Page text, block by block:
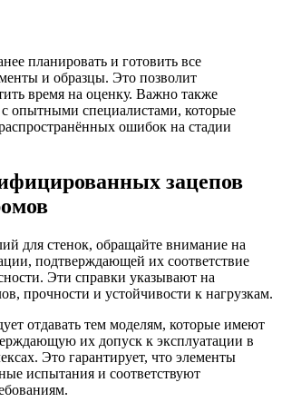
планировать и готовить все
и образцы. Это позволит
время на оценку. Важно также
с опытными специалистами, которые
ошибок на стадии
зацепов
для стенок, обращайте внимание на
подтверждающей их соответствие
Эти справки указывают на
прочности и устойчивости к нагрузкам.
отдавать тем моделям, которые имеют
их допуск к эксплуатации в
Это гарантирует, что элементы
испытания и соответствуют